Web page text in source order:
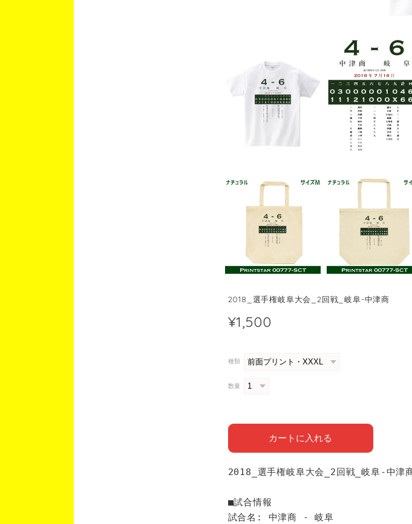
2018_選手権岐阜大会_2回戦_岐阜-中津商
¥1,500
種類
数量
カートに入れる
2018_選手権岐阜大会_2回戦_岐阜-中津
■試合情報
試合名: 中津商 - 岐阜